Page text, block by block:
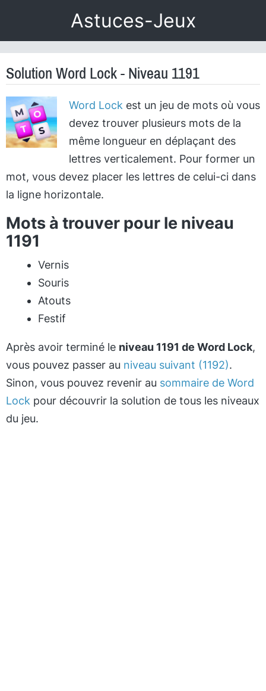
Astuces-Jeux
Solution Word Lock - Niveau 1191
Word Lock est un jeu de mots où vous
devez trouver plusieurs mots de la
même longueur en déplaçant des
lettres verticalement. Pour former un
mot, vous devez placer les lettres de celui-ci dans
la ligne horizontale.
Mots à trouver pour le niveau
1191
Vernis
Souris
Atouts
Festif
Après avoir terminé le niveau 1191 de Word Lock,
vous pouvez passer au niveau suivant (1192).
Sinon, vous pouvez revenir au sommaire de Word
Lock pour découvrir la solution de tous les niveaux
du jeu.